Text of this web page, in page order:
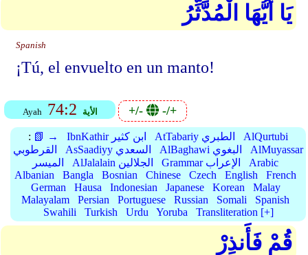
يَا أَيُّهَا الْمُدَّثِّرُ
Spanish
¡Tú, el envuelto en un manto!
Ayah 74:2 الأية +/- -/+
: 📗 → IbnKathir ابن كثير AtTabariy الطبري
AlQurtubi
القرطوبي
AsSaadiyy السعدي AlBaghawi البغوي
AlMuyassar
الميسر
AlJalalain الجلالين Grammar الإعراب
Arabic
Albanian
Bangla Bosnian Chinese Czech English
French
German
Hausa Indonesian Japanese Korean
Malay
Malayalam
Persian Portuguese Russian Somali
Spanish
Swahili
Turkish Urdu Yoruba Transliteration [+]
قُمْ فَأَنذِرْ